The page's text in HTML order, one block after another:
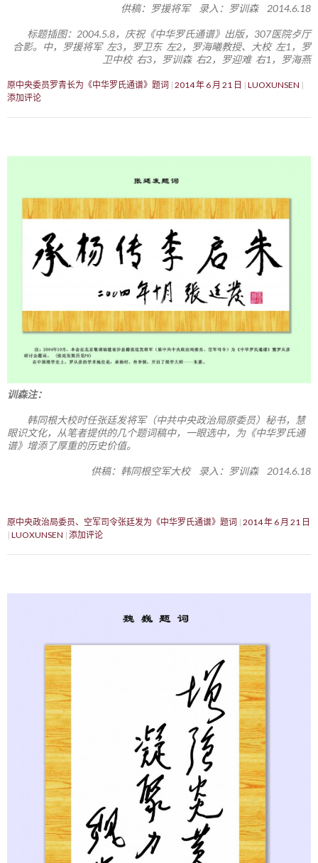
供稿：罗援将军 录入：罗训森 2014.6.18
标题插图：2004.5.8，庆祝《中华罗氏通谱》出版，307医院歺厅
合影。中，罗援将军 左3，罗卫东 左2，罗海曦教授、大校 左1，罗
卫中校 右3，罗训森 右2，罗迎难 右1，罗海燕
原中央委员罗青长为《中华罗氏通谱》题词 2014 年 6 月 21 日
LUOXUNSEN
添加评论
训森注：
韩同根大校时任张廷发将军（中共中央政治局原委员）秘书，慧
眼识文化，从笔者提供的几个题词稿中，一眼选中，为《中华罗氏通
谱》增添了厚重的历史价值。
供稿：韩同根空军大校 录入：罗训森 2014.6.18
原中央政治局委员、空军司令张廷发为《中华罗氏通谱》题词 2014 年 6 月 21 日
LUOXUNSEN 添加评论